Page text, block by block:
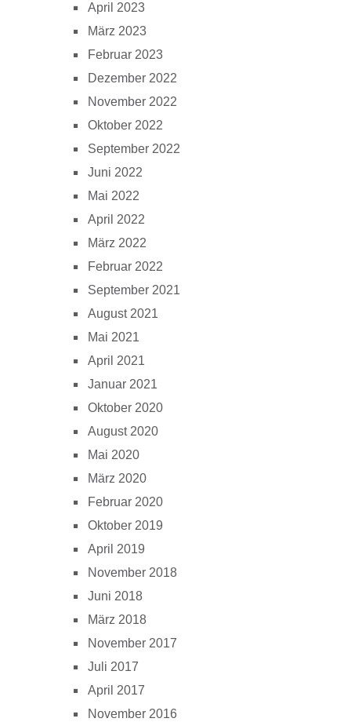
April 2023
März 2023
Februar 2023
Dezember 2022
November 2022
Oktober 2022
September 2022
Juni 2022
Mai 2022
April 2022
März 2022
Februar 2022
September 2021
August 2021
Mai 2021
April 2021
Januar 2021
Oktober 2020
August 2020
Mai 2020
März 2020
Februar 2020
Oktober 2019
April 2019
November 2018
Juni 2018
März 2018
November 2017
Juli 2017
April 2017
November 2016